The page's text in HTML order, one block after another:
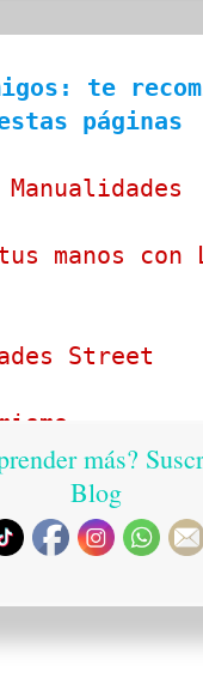
te
páginas
manos
Street
más?
Blog